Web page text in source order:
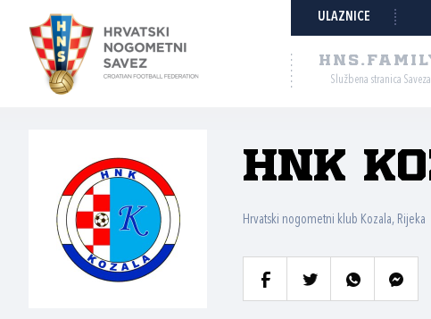
ULAZNICE
Službena stranica Saveza
HNK
Hrvatski nogometni klub Kozala, Rijeka